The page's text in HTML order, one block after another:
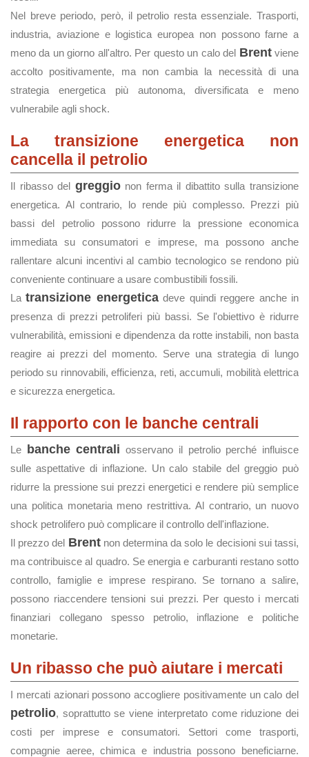
Nel breve periodo, però, il petrolio resta essenziale. Trasporti,
industria, aviazione e logistica europea non possono farne a
meno da un giorno all'altro. Per questo un calo del Brentviene
accolto positivamente, ma non cambia la necessità di una
strategia energetica più autonoma, diversificata e meno
vulnerabile agli shock.
La transizione energetica non
cancella il petrolio
Il ribasso del greggionon ferma il dibattito sulla transizione
energetica. Al contrario, lo rende più complesso. Prezzi più
bassi del petrolio possono ridurre la pressione economica
immediata su consumatori e imprese, ma possono anche
rallentare alcuni incentivi al cambio tecnologico se rendono più
conveniente continuare a usare combustibili fossili.
Latransizione energeticadeve quindi reggere anche in
presenza di prezzi petroliferi più bassi. Se l'obiettivo è ridurre
vulnerabilità, emissioni e dipendenza da rotte instabili, non basta
reagire ai prezzi del momento. Serve una strategia di lungo
periodo su rinnovabili, efficienza, reti, accumuli, mobilità elettrica
e sicurezza energetica.
Il rapporto con le banche centrali
Le banche centrali osservano il petrolio perché influisce
sulle aspettative di inflazione. Un calo stabile del greggio può
ridurre la pressione sui prezzi energetici e rendere più semplice
una politica monetaria meno restrittiva. Al contrario, un nuovo
shock petrolifero può complicare il controllo dell'inflazione.
Il prezzo del Brentnon determina da solo le decisioni sui tassi,
ma contribuisce al quadro. Se energia e carburanti restano sotto
controllo, famiglie e imprese respirano. Se tornano a salire,
possono riaccendere tensioni sui prezzi. Per questo i mercati
finanziari collegano spesso petrolio, inflazione e politiche
monetarie.
Un ribasso che può aiutare i mercati
I mercati azionari possono accogliere positivamente un calo del
petrolio, soprattutto se viene interpretato come riduzione dei
costi per imprese e consumatori. Settori come trasporti,
compagnie aeree, chimica e industria possono beneficiarne.